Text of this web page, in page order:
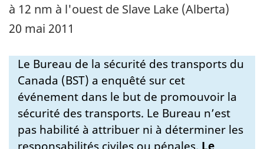
à 12 nm à l'ouest de Slave Lake (Alberta)
20 mai 2011
Le Bureau de la sécurité des transports du
Canada (BST) a enquêté sur cet
événement dans le but de promouvoir la
sécurité des transports. Le Bureau n’est
pas habilité à attribuer ni à déterminer les